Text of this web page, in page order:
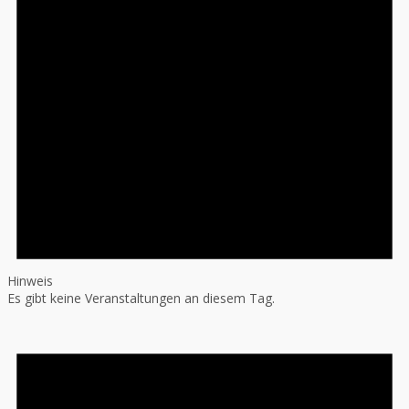
Hinweis
Es gibt keine Veranstaltungen an diesem Tag.